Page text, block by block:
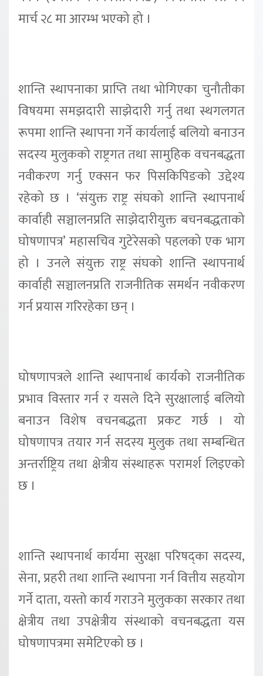
मार्च २८ मा आरम्भ भएको हो ।
शान्ति स्थापनाका प्राप्ति तथा भोगिएका चुनौतीका
विषयमा समझदारी साझेदारी गर्नु तथा स्थगलगत
रूपमा शान्ति स्थापना गर्ने कार्यलाई बलियो बनाउन
सदस्य मुलुकको राष्ट्रगत तथा सामुहिक वचनबद्धता
नवीकरण गर्नु एक्सन फर पिसकिपिङको उद्देश्य
रहेको छ । ‘संयुक्त राष्ट्र संघको शान्ति स्थापनार्थ
कार्वाही सञ्चालनप्रति साझेदारीयुक्त बचनबद्धताको
घोषणापत्र’ महासचिव गुटेरेसको पहलको एक भाग
हो । उनले संयुक्त राष्ट्र संघको शान्ति स्थापनार्थ
कार्वाही सञ्चालनप्रति राजनीतिक समर्थन नवीकरण
गर्न प्रयास गरिरहेका छन् ।
घोषणापत्रले शान्ति स्थापनार्थ कार्यको राजनीतिक
प्रभाव विस्तार गर्न र यसले दिने सुरक्षालाई बलियो
बनाउन विशेष वचनबद्धता प्रकट गर्छ । यो
घोषणापत्र तयार गर्न सदस्य मुलुक तथा सम्बन्धित
अन्तर्राष्ट्रिय तथा क्षेत्रीय संस्थाहरू परामर्श लिइएको
छ ।
शान्ति स्थापनार्थ कार्यमा सुरक्षा परिषद्का सदस्य,
सेना, प्रहरी तथा शान्ति स्थापना गर्न वित्तीय सहयोग
गर्ने दाता, यस्तो कार्य गराउने मुलुकका सरकार तथा
क्षेत्रीय तथा उपक्षेत्रीय संस्थाको वचनबद्धता यस
घोषणापत्रमा समेटिएको छ ।